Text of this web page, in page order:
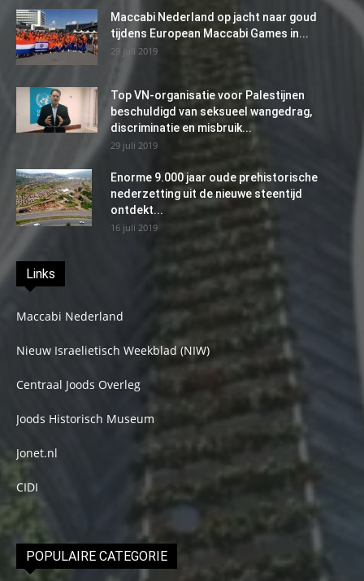
Maccabi Nederland op jacht naar goud
tijdens European Maccabi Games in...
29 juli 2019
Top VN-organisatie voor Palestijnen
beschuldigd van seksueel wangedrag,
discriminatie en misbruik...
29 juli 2019
Enorme 9.000 jaar oude prehistorische
nederzetting uit de nieuwe steentijd
ontdekt...
16 juli 2019
Links
Maccabi Nederland
Nieuw Israelietisch Weekblad (NIW)
Centraal Joods Overleg
Joods Historisch Museum
Jonet.nl
CIDI
POPULAIRE CATEGORIE